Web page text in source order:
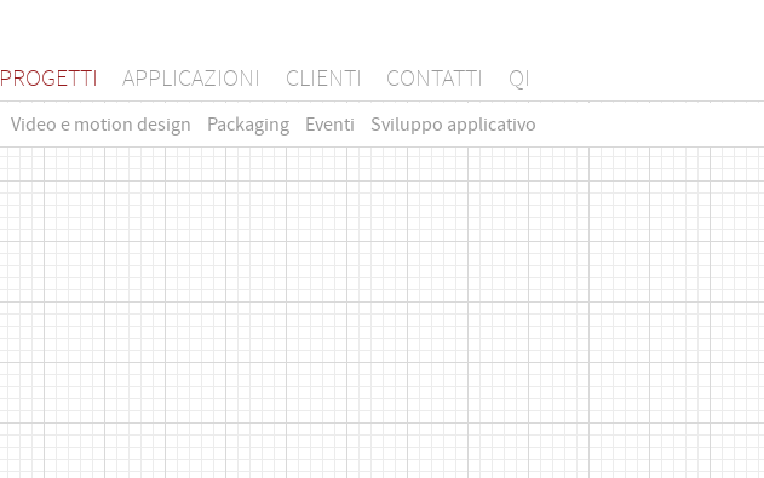
PROGETTI APPLICAZIONI CLIENTI CONTATTI QI
Video e motion design Packaging Eventi Sviluppo applicativo